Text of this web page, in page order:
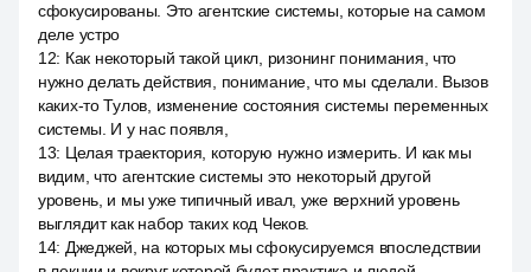
сфокусированы. Это агентские системы, которые на самом
деле устро
12: Как некоторый такой цикл, ризонинг понимания, что
нужно делать действия, понимание, что мы сделали. Вызов
каких-то Тулов, изменение состояния системы переменных
системы. И у нас появля,
13: Целая траектория, которую нужно измерить. И как мы
видим, что агентские системы это некоторый другой
уровень, и мы уже типичный ивал, уже верхний уровень
выглядит как набор таких код Чеков.
14: Джеджей, на которых мы сфокусируемся впоследствии